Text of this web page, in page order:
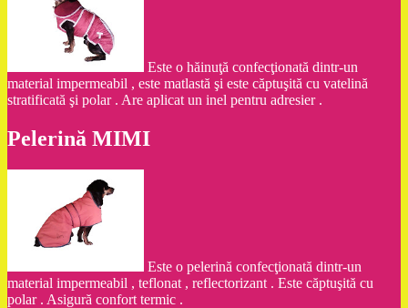
Este o hăinuţă confecţionată dintr-un
material impermeabil , este matlastă şi este căptuşită cu vatelină
stratificată şi polar . Are aplicat un inel pentru adresier .
Pelerină MIMI
Este o pelerină confecţionată dintr-un
material impermeabil , teflonat , reflectorizant . Este căptuşită cu
polar . Asigură confort termic .